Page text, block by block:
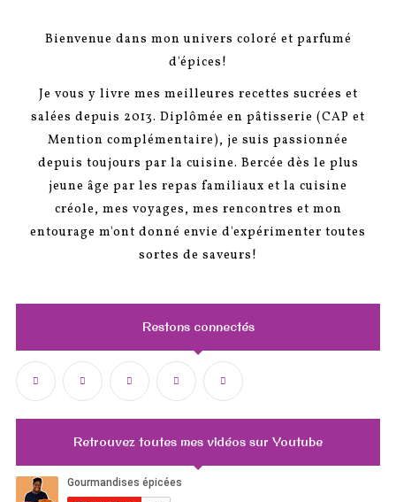
Bienvenue dans mon univers coloré et parfumé
d'épices!
Je vous y livre mes meilleures recettes sucrées et
salées depuis 2013. Diplômée en pâtisserie (CAP et
Mention complémentaire), je suis passionnée
depuis toujours par la cuisine. Bercée dès le plus
jeune âge par les repas familiaux et la cuisine
créole, mes voyages, mes rencontres et mon
entourage m'ont donné envie d'expérimenter toutes
sortes de saveurs!
Restons connectés
Retrouvez toutes mes vidéos sur Youtube